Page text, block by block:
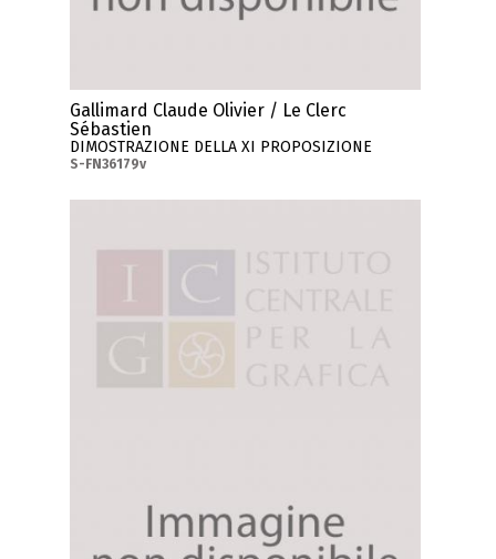
Gallimard Claude Olivier / Le Clerc
Sébastien
DIMOSTRAZIONE DELLA XI PROPOSIZIONE
S-FN36179v